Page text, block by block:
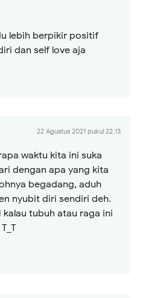
lebih berpikir positif
dan self love aja
22 Agustus 2021 pukul 22.13
waktu kita ini suka
dengan apa yang kita
begadang, aduh
nyubit diri sendiri deh.
tubuh atau raga ini